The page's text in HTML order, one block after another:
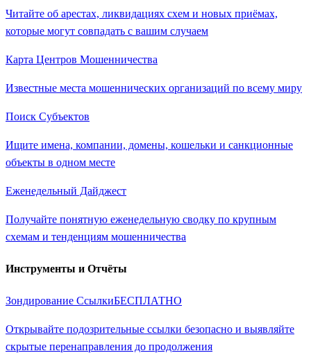
Читайте об арестах, ликвидациях схем и новых приёмах,
которые могут совпадать с вашим случаем
Карта Центров Мошенничества
Известные места мошеннических организаций по всему миру
Поиск Субъектов
Ищите имена, компании, домены, кошельки и санкционные
объекты в одном месте
Еженедельный Дайджест
Получайте понятную еженедельную сводку по крупным
схемам и тенденциям мошенничества
Инструменты и Отчёты
Зондирование СсылкиБЕСПЛАТНО
Открывайте подозрительные ссылки безопасно и выявляйте
скрытые перенаправления до продолжения